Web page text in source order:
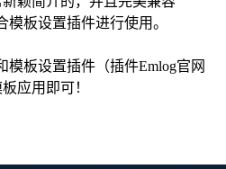
模板设置插件进行使用。
模板设置插件（插件Emlog官网
应用即可！